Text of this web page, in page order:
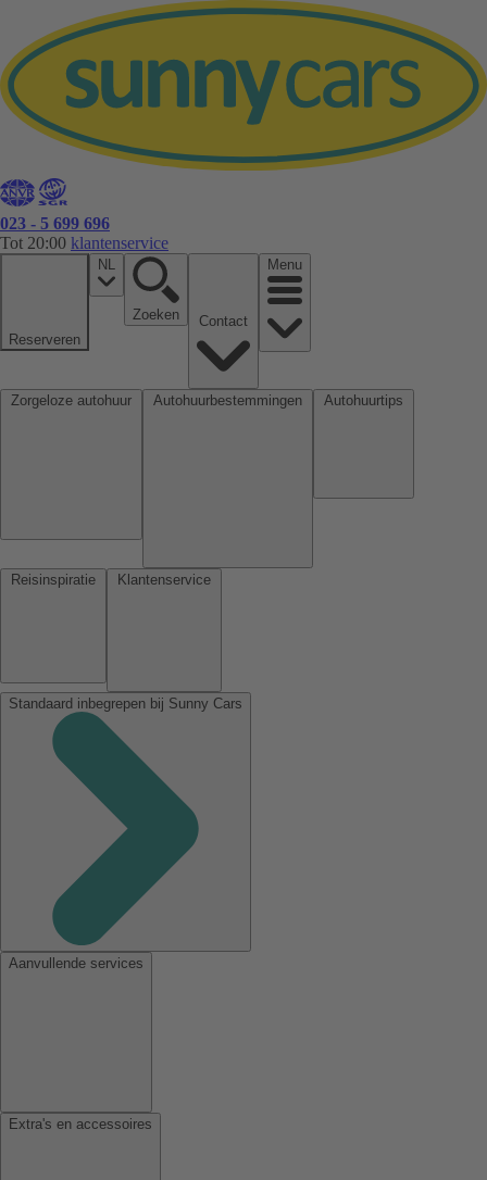
023 - 5 699 696
Tot 20:00 klantenservice
Reserveren
NL
Zoeken
Menu
Standaard inbegrepen bij Sunny Cars
Aanvullende services
Extra's en accessoires